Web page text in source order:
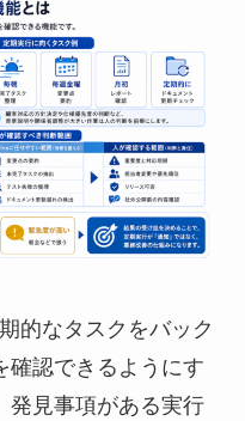
的なタスクをバック
確認できるようにす
発見事項がある実行